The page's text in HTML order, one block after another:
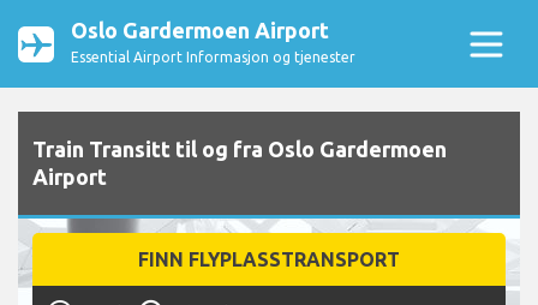
Oslo Gardermoen Airport
Essential Airport Informasjon og tjenester
Train Transitt til og fra Oslo Gardermoen
Airport
FINN FLYPLASSTRANSPORT